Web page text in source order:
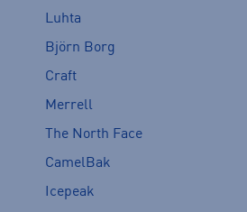
Luhta
Björn Borg
Craft
Merrell
The North Face
CamelBak
Icepeak